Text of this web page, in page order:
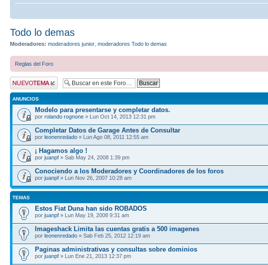
Todo lo demas
Moderadores: moderadores junior moderadores Todo lo demas
Reglas del Foro
Publicar un nuevo
tema
ANUNCIOS
Modelo para presentarse y completar datos.
por rolando rognone » Lun Oct 14, 2013 12:31 pm
Completar Datos de Garage Antes de Consultar
por leonenredado » Lun Ago 08, 2011 12:55 am
¡ Hagamos algo !
por juanpf » Sab May 24, 2008 1:39 pm
Conociendo a los Moderadores y Coordinadores de los foros
por juanpf » Lun Nov 26, 2007 10:28 am
TEMAS
Estos Fiat Duna han sido ROBADOS
por juanpf » Lun May 19, 2008 9:31 am
Imageshack Limita las cuentas gratis a 500 imagenes
por leonenredado » Sab Feb 25, 2012 12:19 am
Paginas administrativas y consultas sobre dominios
por juanpf » Lun Ene 21, 2013 12:37 pm